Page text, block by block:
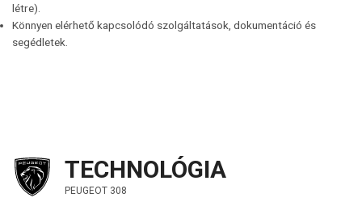
létre).
Könnyen elérhető kapcsolódó szolgáltatások, dokumentáció és
segédletek.
TECHNOLÓGIA
PEUGEOT 308